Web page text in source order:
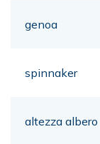
genoa
spinnaker
altezza albero